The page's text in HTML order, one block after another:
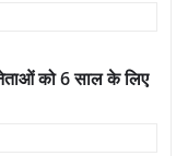
नेताओं को 6 साल के लिए